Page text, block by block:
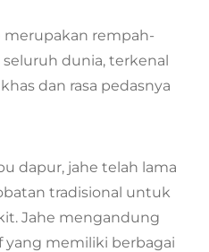
merupakan rempah-
dunia, terkenal
dan rasa pedasnya
dapur, jahe telah lama
tradisional untuk
Jahe mengandung
yang memiliki berbagai